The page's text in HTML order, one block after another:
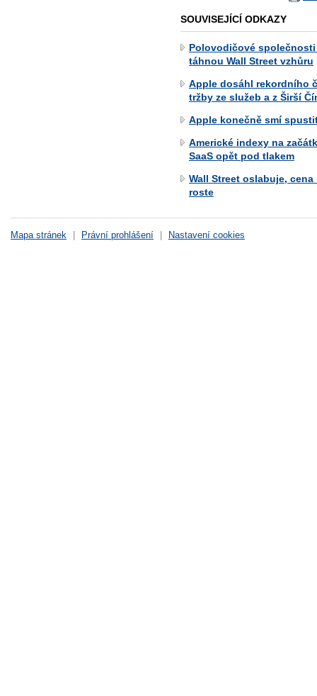
SOUVISEJÍCÍ ODKAZY
Polovodičové
táhnou Wall Street vzhůru
Apple dosáhl rekordního
tržby ze služeb a z Širší
Apple konečně smí
Americké indexy na
SaaS opět pod tlakem
Wall Street oslabuje,
roste
Mapa stránek | Právní prohlášení | Nastavení cookies